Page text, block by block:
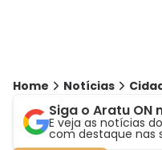
Home Notícias
Siga o Aratu ON
E veja as notícias
com destaque nas